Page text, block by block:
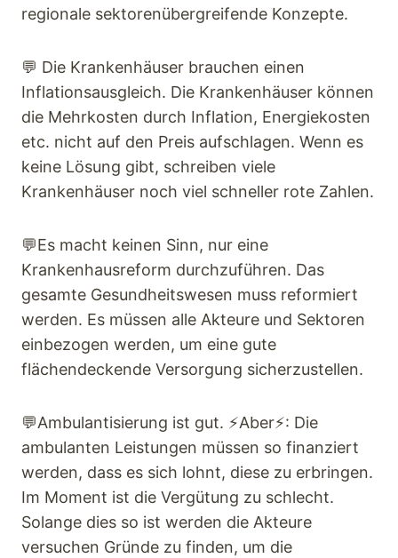
regionale sektorenübergreifende Konzepte.
💬 Die Krankenhäuser brauchen einen
Inflationsausgleich. Die Krankenhäuser können
die Mehrkosten durch Inflation, Energiekosten
etc. nicht auf den Preis aufschlagen. Wenn es
keine Lösung gibt, schreiben viele
Krankenhäuser noch viel schneller rote Zahlen.
💬Es macht keinen Sinn, nur eine
Krankenhausreform durchzuführen. Das
gesamte Gesundheitswesen muss reformiert
werden. Es müssen alle Akteure und Sektoren
einbezogen werden, um eine gute
flächendeckende Versorgung sicherzustellen.
💬Ambulantisierung ist gut. ⚡Aber⚡: Die
ambulanten Leistungen müssen so finanziert
werden, dass es sich lohnt, diese zu erbringen.
Im Moment ist die Vergütung zu schlecht.
Solange dies so ist werden die Akteure
versuchen Gründe zu finden, um die